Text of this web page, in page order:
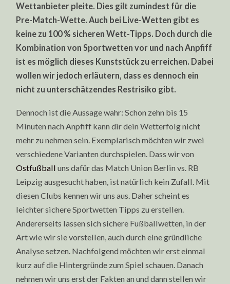
Wettanbieter pleite. Dies gilt zumindest für die
Pre-Match-Wette. Auch bei Live-Wetten gibt es
keine zu 100 % sicheren Wett-Tipps. Doch durch die
Kombination von Sportwetten vor und nach Anpfiff
ist es möglich dieses Kunststück zu erreichen. Dabei
wollen wir jedoch erläutern, dass es dennoch ein
nicht zu unterschätzendes Restrisiko gibt.
Dennoch ist die Aussage wahr: Schon zehn bis 15
Minuten nach Anpfiff kann dir dein Wetterfolg nicht
mehr zu nehmen sein. Exemplarisch möchten wir zwei
verschiedene Varianten durchspielen. Dass wir von
Ostfußball uns dafür das Match Union Berlin vs. RB
Leipzig ausgesucht haben, ist natürlich kein Zufall. Mit
diesen Clubs kennen wir uns aus. Daher scheint es
leichter sichere Sportwetten Tipps zu erstellen.
Andererseits lassen sich sichere Fußballwetten, in der
Art wie wir sie vorstellen, auch durch eine gründliche
Analyse setzen. Nachfolgend möchten wir erst einmal
kurz auf die Hintergründe zum Spiel schauen. Danach
nehmen wir uns erst der Fakten an und dann stellen wir